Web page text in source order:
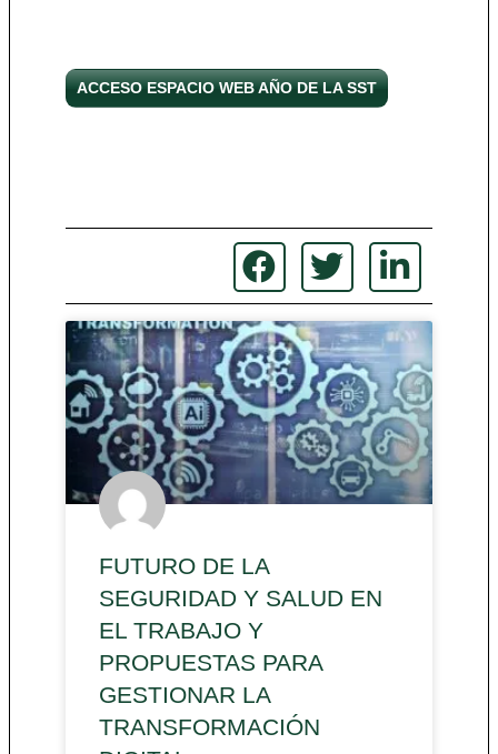
ACCESO ESPACIO WEB AÑO DE LA SST
FUTURO DE LA
SEGURIDAD Y SALUD EN
EL TRABAJO Y
PROPUESTAS PARA
GESTIONAR LA
TRANSFORMACIÓN